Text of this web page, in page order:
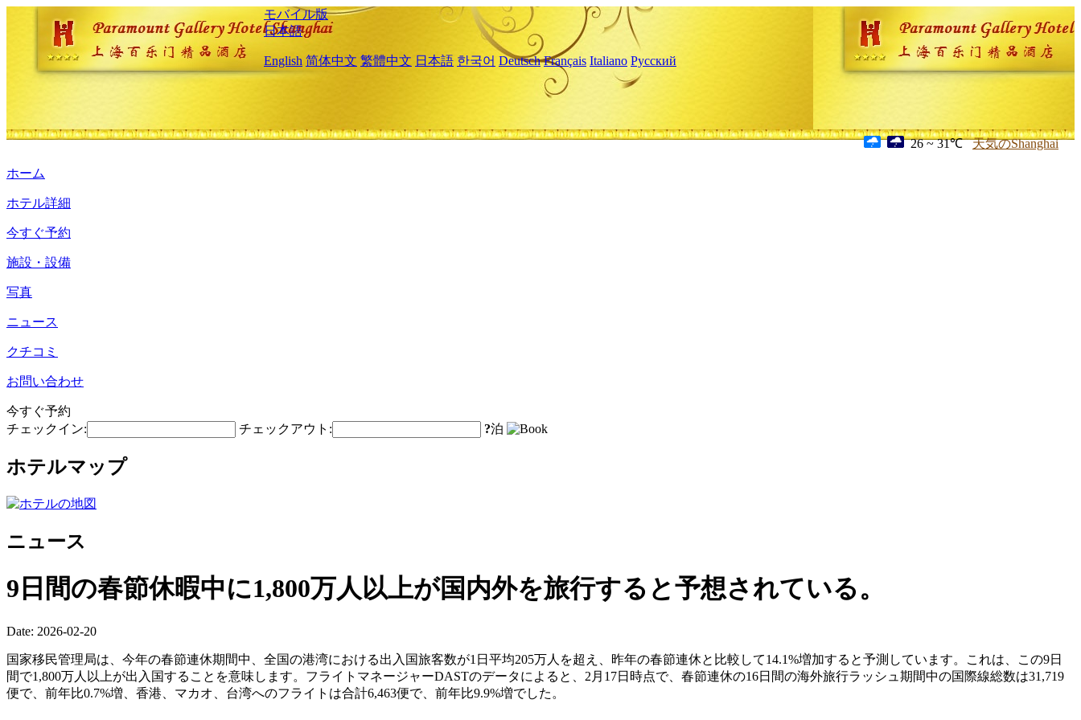
モバイル版
日本語
English 简体中文 繁體中文 日本語 한국어 Deutsch Français Italiano Русский
26 ~ 31℃ 天気のShanghai
ホーム
ホテル詳細
今すぐ予約
施設・設備
写真
ニュース
クチコミ
お問い合わせ
今すぐ予約
チェックイン:
チェックアウト: ?泊
ホテルマップ
ニュース
9日間の春節休暇中に1,800万人以上が国内外を旅行すると予想されている。
Date: 2026-02-20
国家移民管理局は、今年の春節連休期間中、全国の港湾における出入国旅客数が1日平均205万人を超え、昨年の春節連休と比較して14.1%増加すると予測しています。これは、この9日
間で1,800万人以上が出入国することを意味します。フライトマネージャーDASTのデータによると、2月17日時点で、春節連休の16日間の海外旅行ラッシュ期間中の国際線総数は31,719
便で、前年比0.7%増、香港、マカオ、台湾へのフライトは合計6,463便で、前年比9.9%増でした。